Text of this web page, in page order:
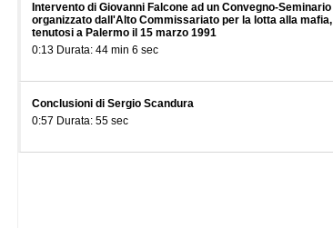
Intervento di Giovanni Falcone ad un Convegno-Seminario
organizzato dall'Alto Commissariato per la lotta alla mafia,
tenutosi a Palermo il 15 marzo 1991
0:13 Durata: 44 min 6 sec
Conclusioni di Sergio Scandura
0:57 Durata: 55 sec